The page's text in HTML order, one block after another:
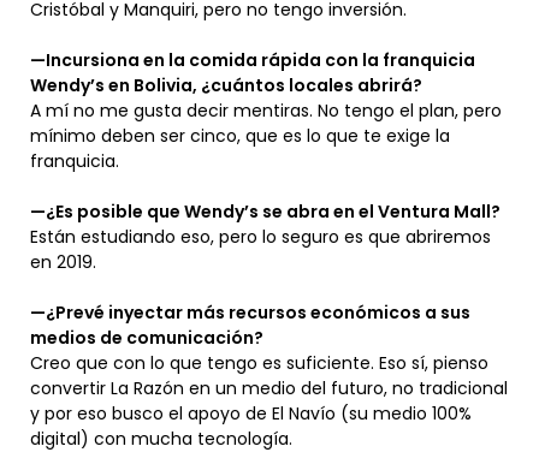
Cristóbal y Manquiri, pero no tengo inversión.
—Incursiona en la comida rápida con la franquicia
Wendy’s en Bolivia, ¿cuántos locales abrirá?
A mí no me gusta decir mentiras. No tengo el plan, pero
mínimo deben ser cinco, que es lo que te exige la
franquicia.
—¿Es posible que Wendy’s se abra en el Ventura Mall?
Están estudiando eso, pero lo seguro es que abriremos
en 2019.
—¿Prevé inyectar más recursos económicos a sus
medios de comunicación?
Creo que con lo que tengo es suficiente. Eso sí, pienso
convertir La Razón en un medio del futuro, no tradicional
y por eso busco el apoyo de El Navío (su medio 100%
digital) con mucha tecnología.